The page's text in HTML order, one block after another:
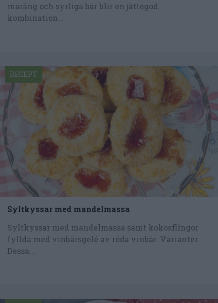
maräng och syrliga bär blir en jättegod
kombination...
Syltkyssar med mandelmassa
Syltkyssar med mandelmassa samt kokosflingor
fyllda med vinbärsgelé av röda vinbär. Varianter
Dessa...
RECEPT